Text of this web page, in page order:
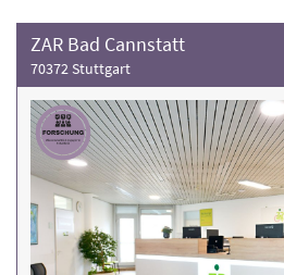
ZAR Bad Cannstatt
70372 Stuttgart